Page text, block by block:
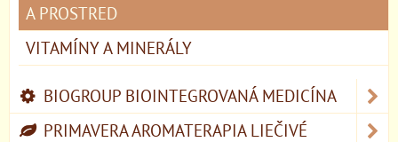
A PROSTRED
VITAMÍNY A MINERÁLY
BIOGROUP BIOINTEGROVANÁ MEDICÍNA
PRIMAVERA AROMATERAPIA LIEČIVÉ